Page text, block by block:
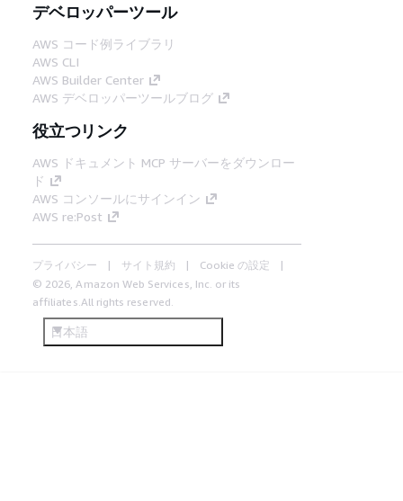
デベロッパーツール
AWS コード例ライブラリ
AWS CLI
AWS Builder Center
AWS デベロッパーツールブログ
役立つリンク
AWS ドキュメント MCP サーバーをダウンロー
ド
AWS コンソールにサインイン
AWS re:Post
プライバシー サイト規約
Cookie の設定
© 2026, Amazon Web Services, Inc. or its
affiliates.All rights reserved.
日本語